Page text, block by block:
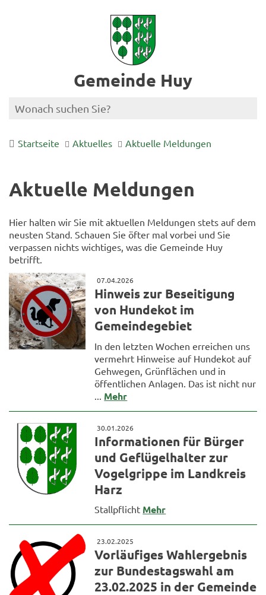
Gemeinde Huy
Startseite Aktuelles Aktuelle Meldungen
Aktuelle Meldungen
Hier halten wir Sie mit aktuellen Meldungen stets auf dem
neusten Stand. Schauen Sie öfter mal vorbei und Sie
verpassen nichts wichtiges, was die Gemeinde Huy
betrifft.
07.04.2026
Hinweis zur Beseitigung
von Hundekot im
Gemeindegebiet
In den letzten Wochen erreichen uns
vermehrt Hinweise auf Hundekot auf
Gehwegen, Grünflächen und in
öffentlichen Anlagen. Das ist nicht nur
Mehr
30.01.2026
Informationen für Bürger
und Geflügelhalter zur
Vogelgrippe im Landkreis
Harz
Stallpflicht Mehr
23.02.2025
Vorläufiges Wahlergebnis
zur Bundestagswahl am
23.02.2025 in der Gemeinde